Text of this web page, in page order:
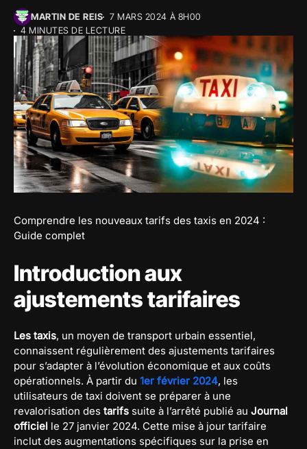
MARTIN DE REIS
7 MARS 2024 À 8H00
4 MINUTES DE LECTURE
Comprendre les nouveaux tarifs des taxis en 2024 :
Guide complet
Introduction aux
ajustements tarifaires
Les taxis, un moyen de transport urbain essentiel,
connaissent régulièrement des ajustements tarifaires
pour s’adapter à l’évolution économique et aux coûts
opérationnels. À partir du 1er février 2024, les
utilisateurs de taxi doivent se préparer à une
revalorisation des tarifs suite à l’arrêté publié au Journal
officiel le 27 janvier 2024. Cette mise à jour tarifaire
inclut des augmentations spécifiques sur la prise en